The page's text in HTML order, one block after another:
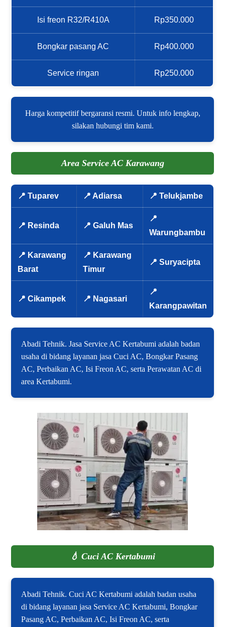
Isi freon R32/R410A Rp350.000
Bongkar pasang AC Rp400.000
Service ringan Rp250.000
Harga kompetitif bergaransi resmi. Untuk info lengkap,
silakan hubungi tim kami.
Area Service AC Karawang
📍 Tuparev 📍 Adiarsa 📍 Telukjambe
📍 Resinda 📍 Galuh Mas
📍
Warungbambu
📍 Karawang
Barat
📍 Karawang
Timur
📍 Suryacipta
📍 Cikampek 📍 Nagasari
📍
Karangpawitan
Abadi Tehnik. Jasa Service AC Kertabumi adalah badan
usaha di bidang layanan jasa Cuci AC, Bongkar Pasang
AC, Perbaikan AC, Isi Freon AC, serta Perawatan AC di
area Kertabumi.
💧 Cuci AC Kertabumi
Abadi Tehnik. Cuci AC Kertabumi adalah badan usaha
di bidang layanan jasa Service AC Kertabumi, Bongkar
Pasang AC, Perbaikan AC, Isi Freon AC, serta